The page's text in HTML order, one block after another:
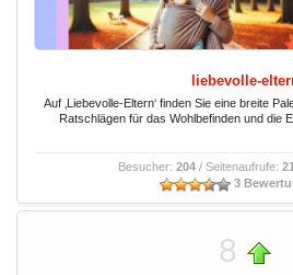
liebevolle-
Auf ‚Liebevolle-Eltern‘ finden Sie eine breite
Ratschlägen für das Wohlbefinden und die
Besucher: 204 / Seitenaufrufe:
3
8